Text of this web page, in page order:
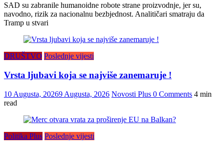
SAD su zabranile humanoidne robote strane proizvodnje, jer su,
navodno, rizik za nacionalnu bezbjednost. Analitičari smatraju da
Tramp u stvari
DRUŠTVO Poslednje vijesti
Vrsta ljubavi koja se najviše zanemaruje !
10 Augusta, 20269 Augusta, 2026 Novosti Plus 0 Comments 4 min
read
Politika Plus Poslednje vijesti